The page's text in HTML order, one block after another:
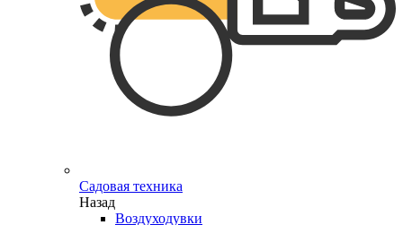
Садовая техника
Назад
Воздуходувки